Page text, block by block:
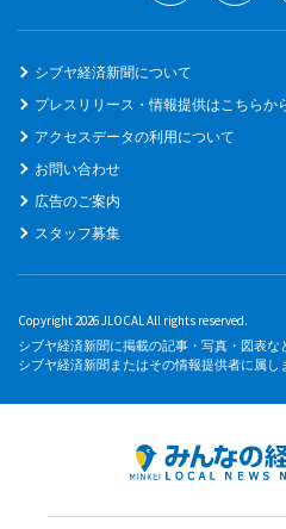
シブヤ経済新聞について
プレスリリース・情報提供はこちらか
アクセスデータの利用について
お問い合わせ
広告のご案内
スタッフ募集
Copyright 2026 JLOCAL All rights reserved.
シブヤ経済新聞に掲載の記事・写真・図表
シブヤ経済新聞またはその情報提供者に属し